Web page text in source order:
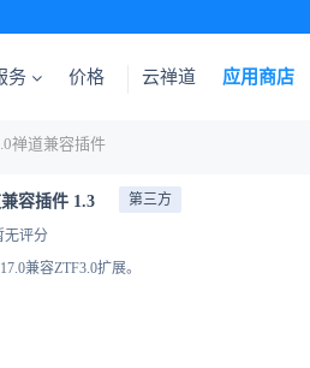
务 价格 云禅道 应用商店
禅道兼容插件
容插件 1.3 第三方
无评分
兼容ZTF3.0扩展。